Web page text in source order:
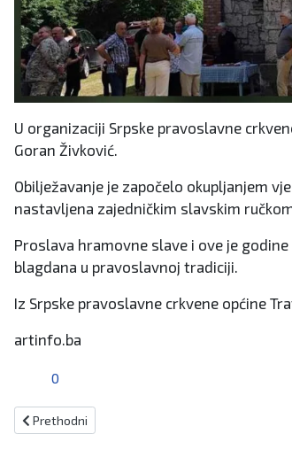
U organizaciji Srpske pravoslavne
Goran Živković.
Obilježavanje je započelo okupljanjem
nastavljena zajedničkim slavskim
Proslava hramovne slave i ove je
blagdana u pravoslavnoj tradiciji.
Iz Srpske pravoslavne crkvene općine
artinfo.ba
0
Prethodni članak: KISELJAK Donesena Odluka o
Prethodni